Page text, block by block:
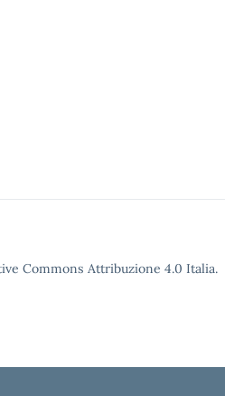
Commons Attribuzione 4.0 Italia.